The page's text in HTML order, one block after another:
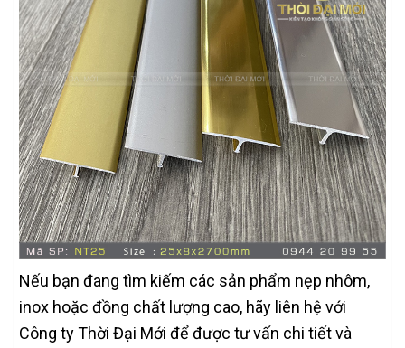
Nếu bạn đang tìm kiếm các sản phẩm nẹp nhôm,
inox hoặc đồng chất lượng cao, hãy liên hệ với
Công ty Thời Đại Mới để được tư vấn chi tiết và